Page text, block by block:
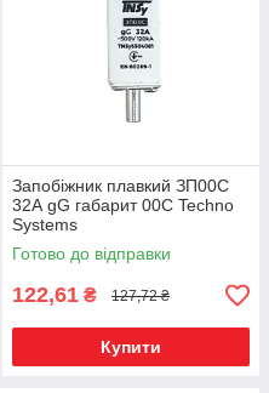
Запобіжник плавкий ЗП00C
32А gG габарит 00С Techno
Systems
Готово до відправки
122,61 ₴ 127,72 ₴
Купити